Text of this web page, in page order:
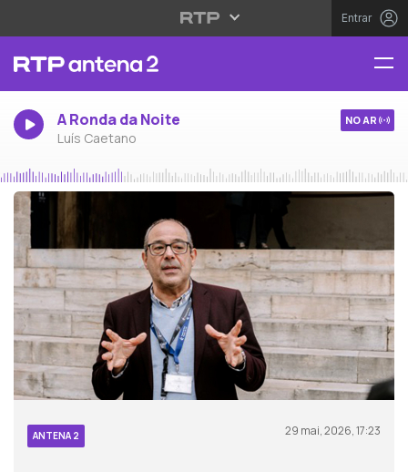
Entrar
A Ronda da Noite
Luís Caetano
NO AR
ANTENA 2 29 mai, 2026, 17:23